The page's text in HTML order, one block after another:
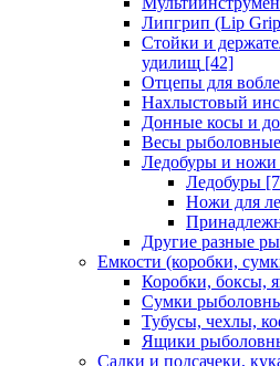
Липгрип (Lip
Стойки и
удилищ [42]
Отцепы для
Нахлыстовый
Донные косы и
Весы рыболовные
Ледобуры и ножи
Ледобуры
Ножи для
Другие разные
Емкости (коробки,
Коробки, боксы,
Сумки
Тубусы, чехлы,
Ящики
Садки и подсачеки,